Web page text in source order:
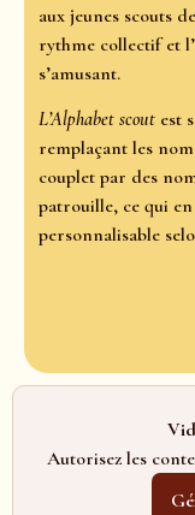
aux jeunes scouts
rythme collectif et
s’amusant.
L’Alphabet scout est
remplaçant les
couplet par des
patrouille, ce qui
personnalisable
Autorisez les